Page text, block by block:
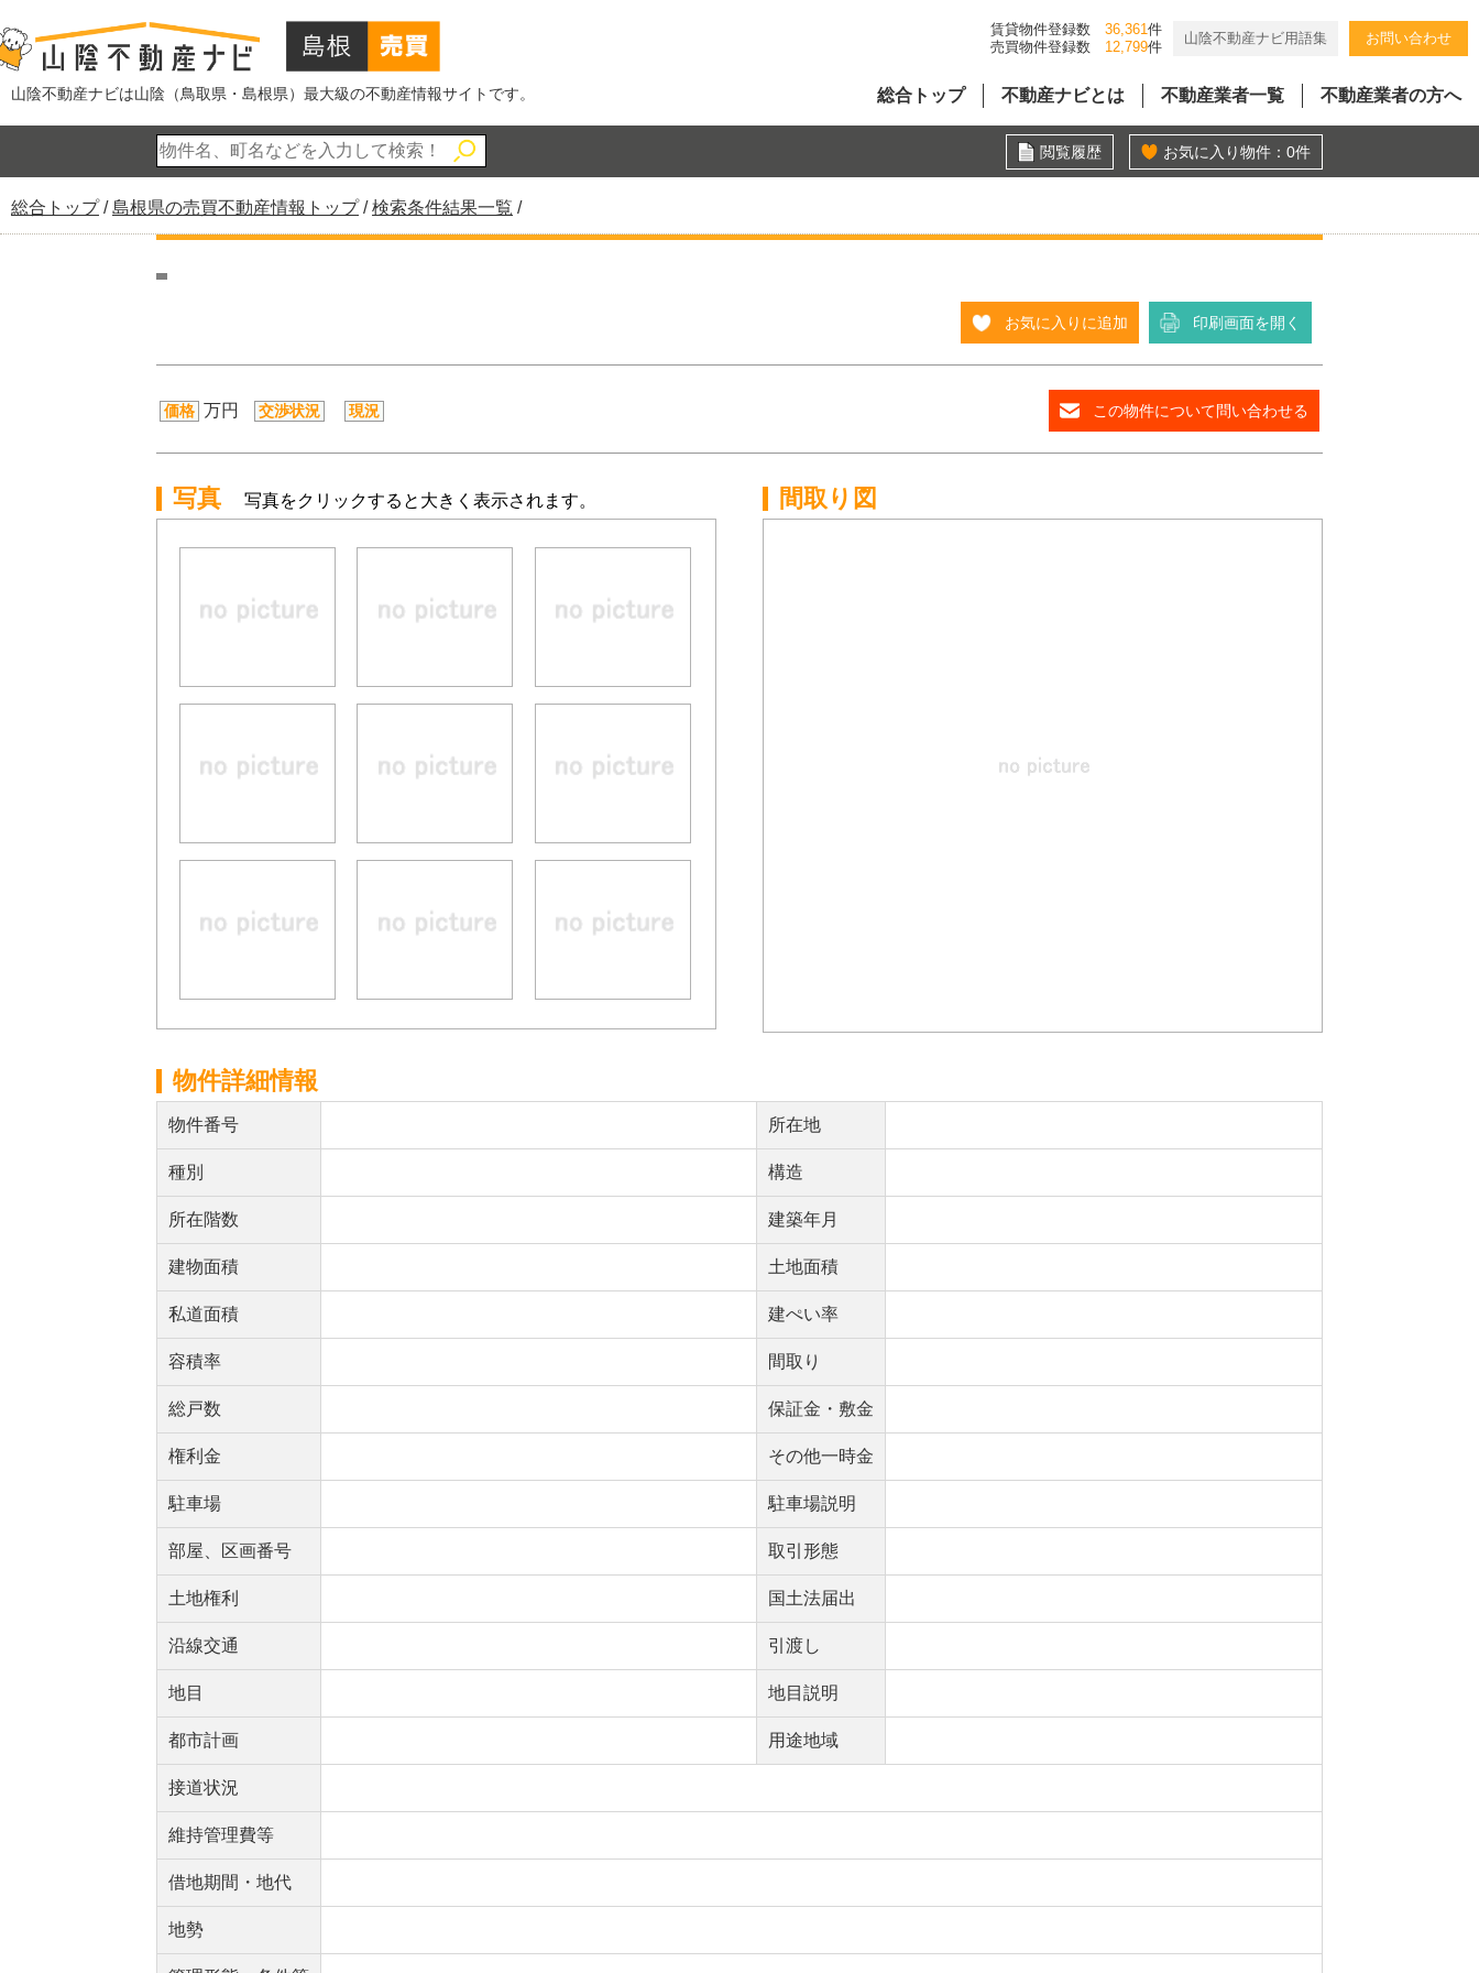
山陰不動産ナビは山陰（鳥取県・島根県）最大級の不動産情報サイトです。
賃貸物件登録数 36,361件
売買物件登録数
12,799件
山陰不動産ナビ用語集 お問い合わせ
総合トップ 不動産ナビとは 不動産業者一覧 不動産業者の方へ
閲覧履歴 お気に入り物件： 0件
現
在
総合トップ/島根県の売買不動産情報トップ/検索条件結果一覧 /
お気に入りに追加 印刷画面を開く
価格 万円 交渉状況 現況 この物件について問い合わせる
写真 写真をクリックすると大きく表示されます。 間取り図
物件詳細情報
物件番号 所在地
種別 構造
所在階数 建築年月
建物面積 土地面積
私道面積 建ぺい率
容積率 間取り
総戸数 保証金・敷金
権利金 その他一時金
駐車場 駐車場説明
部屋、区画番号 取引形態
土地権利 国土法届出
沿線交通 引渡し
地目 地目説明
都市計画 用途地域
接道状況
維持管理費等
借地期間・地代
地勢